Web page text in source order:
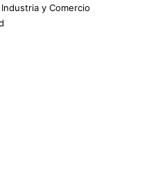
y Comercio